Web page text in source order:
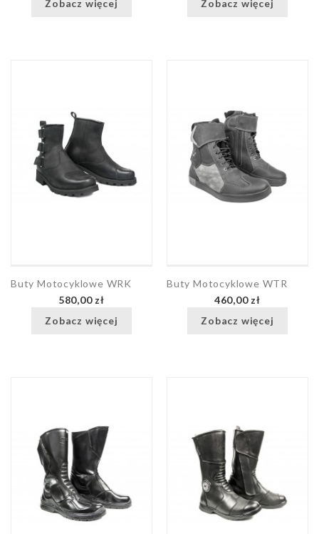
Zobacz więcej
Zobacz więcej
Buty Motocyklowe WRK
580,00 zł
Zobacz więcej
Buty Motocyklowe WTR
460,00 zł
Zobacz więcej